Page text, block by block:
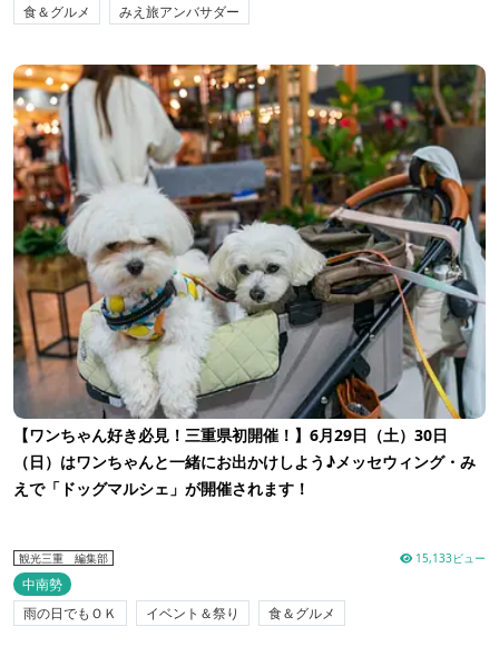
食＆グルメ
みえ旅アンバサダー
【ワンちゃん好き必見！三重県初開催！】6月29日（土）30日
（日）はワンちゃんと一緒にお出かけしよう♪メッセウィング・み
えで「ドッグマルシェ」が開催されます！
観光三重 編集部 15,133ビュー
中南勢
雨の日でもＯＫ
イベント＆祭り 食＆グルメ